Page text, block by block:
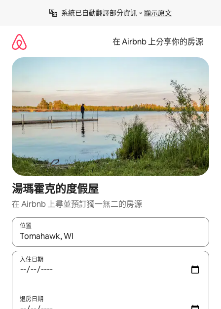
系統已自動翻譯部分資訊。 顯示原文
在 Airbnb 上分享你的房源
湯瑪霍克的度假屋
在 Airbnb 上尋並預訂獨一無二的房源
位置
如有搜尋結果，瀏覽內容時請使用上下箭頭，或輕點、滑動裝置。
入住日期
退房日期